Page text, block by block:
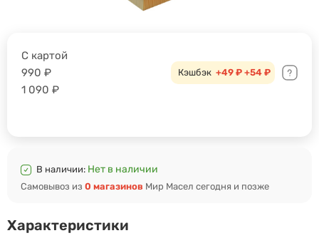
Характеристики
С картой
990 ₽
1 090 ₽
Кэшбэк +49 ₽ +54 ₽
В наличии: Нет в наличии
Самовывоз из 0 магазинов Мир Масел сегодня и позже